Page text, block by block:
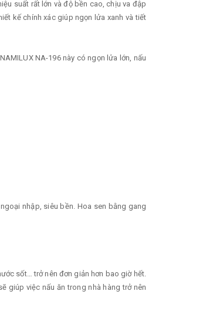
suất rất lớn và độ bền cao, chịu va đập
kế chính xác giúp ngọn lửa xanh và tiết
NA-196 này có ngọn lửa lớn, nấu
nhập, siêu bền. Hoa sen bằng gang
sốt… trở nên đơn giản hơn bao giờ hết.
giúp việc nấu ăn trong nhà hàng trở nên